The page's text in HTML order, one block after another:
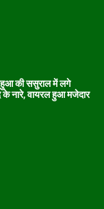
की ससुराल में लगे
के नारे, वायरल हुआ मजेदार